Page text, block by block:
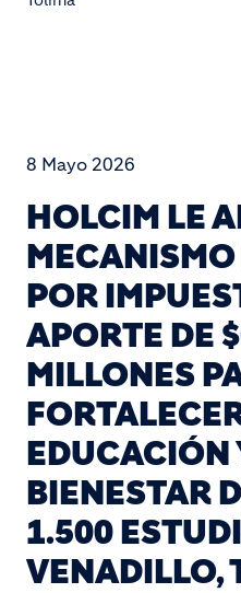
8 Mayo 2026
HOLCIM LE
POR
APORTE DE
MILLONES
EDUCACIÓN
BIENESTAR
1.500
VENADILLO,